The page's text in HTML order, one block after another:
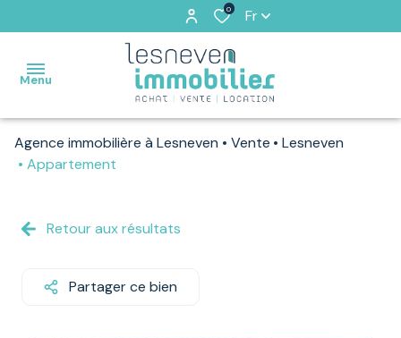
0 Fr
Menu
ACCUEIL
VENDUS
NOS
Agence immobilière à Lesneven Vente
Lesneven
Appartement
Retour aux résultats
Partager ce bien